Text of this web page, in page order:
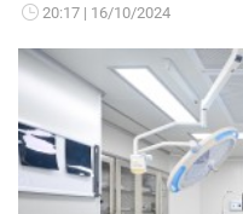
20:17 16/10/2024